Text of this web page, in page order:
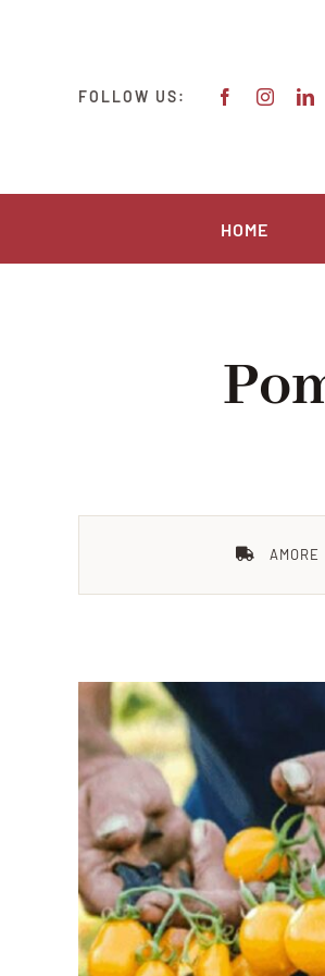
FOLLOW US:
HOME
AMORE